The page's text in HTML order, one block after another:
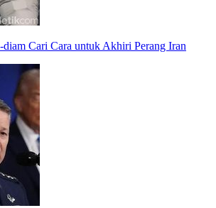
Cari Cara untuk Akhiri Perang Iran